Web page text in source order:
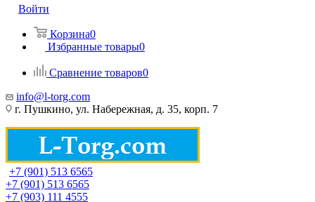
Войти
Корзина0
Избранные товары0
Сравнение товаров0
info@l-torg.com
г. Пушкино, ул. Набережная, д. 35, корп. 7
+7 (901) 513 6565
+7 (901) 513 6565
+7 (903) 111 4555